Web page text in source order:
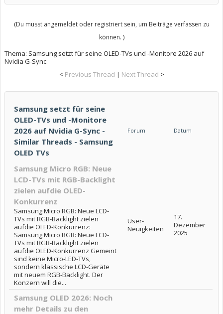
(Du musst angemeldet oder registriert sein, um Beiträge verfassen zu
können. )
Thema: Samsung setzt für seine OLED-TVs und -Monitore 2026 auf
Nvidia G-Sync
< Previous Thread | Next Thread >
Samsung setzt für seine
OLED-TVs und -Monitore
2026 auf Nvidia G-Sync -
Similar Threads - Samsung
OLED TVs
Forum Datum
Samsung Micro RGB: Neue
LCD-TVs mit RGB-Backlight
zielen aufdie OLED-
Konkurrenz
Samsung Micro RGB: Neue LCD-
TVs mit RGB-Backlight zielen
aufdie OLED-Konkurrenz:
Samsung Micro RGB: Neue LCD-
TVs mit RGB-Backlight zielen
aufdie OLED-Konkurrenz Gemeint
sind keine Micro-LED-TVs,
sondern klassische LCD-Geräte
mit neuem RGB-Backlight. Der
Konzern will die...
User-
Neuigkeiten
17.
Dezember
2025
Samsung OLED 2026: Noch
mehr Details zu den